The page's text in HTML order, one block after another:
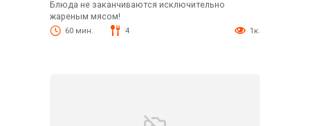
Блюда не заканчиваются исключительно
жареным мясом!
60 мин. 4 1к.